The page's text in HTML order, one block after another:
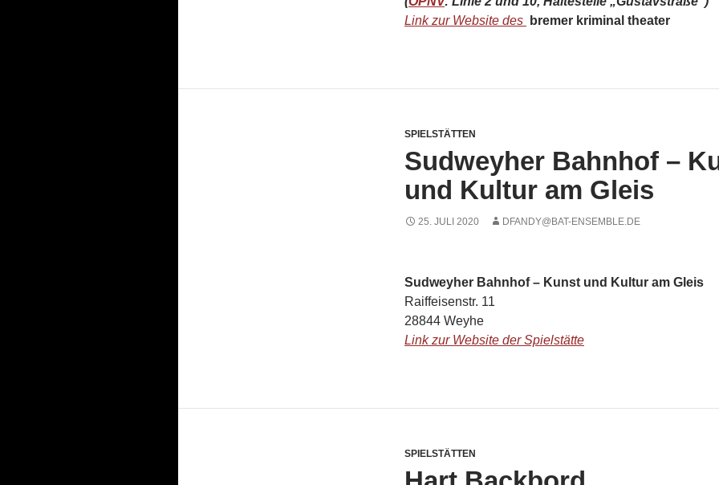
Link zur Website des
bremer kriminal theater
SPIELSTÄTTEN
Sudweyher Bahnhof –
und Kultur am Gleis
25. JULI 2020 DFANDY@BAT-ENSEMBLE.DE
Sudweyher Bahnhof – Kunst und Kultur am Gleis
Raiffeisenstr. 11
28844 Weyhe
Link zur Website der Spielstätte
SPIELSTÄTTEN